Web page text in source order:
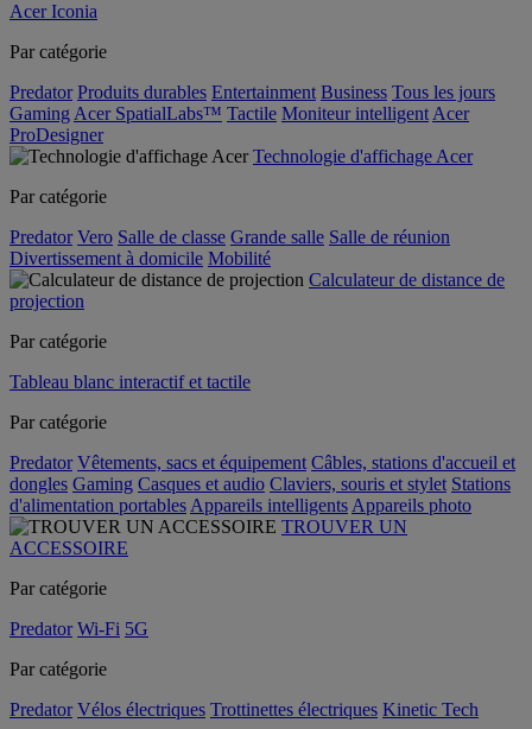
Acer Iconia
Par catégorie
Predator Produits durables Entertainment Business Tous les jours
Gaming Acer SpatialLabs™ Tactile Moniteur intelligent Acer
ProDesigner
Technologie d'affichage Acer
Par catégorie
Predator Vero Salle de classe Grande salle Salle de réunion
Divertissement à domicile Mobilité
Calculateur de distance de
projection
Par catégorie
Tableau blanc interactif et tactile
Par catégorie
Predator Vêtements, sacs et équipement Câbles, stations d'accueil et
dongles Gaming Casques et audio Claviers, souris et stylet Stations
d'alimentation portables Appareils intelligents Appareils photo
TROUVER UN
ACCESSOIRE
Par catégorie
Predator Wi-Fi 5G
Par catégorie
Predator Vélos électriques Trottinettes électriques Kinetic Tech